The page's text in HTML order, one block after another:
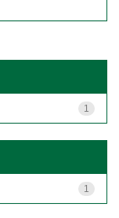
1
1